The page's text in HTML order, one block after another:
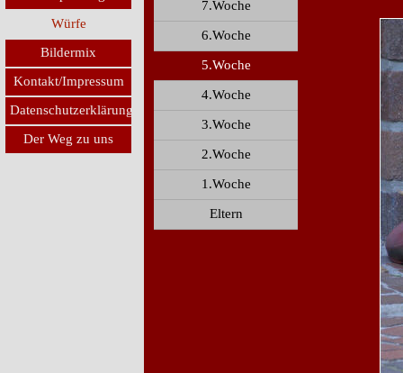
Würfe
Bildermix
Kontakt/Impressum
Datenschutzerklärung
Der Weg zu uns
7.Woche
6.Woche
5.Woche
4.Woche
3.Woche
2.Woche
1.Woche
Eltern